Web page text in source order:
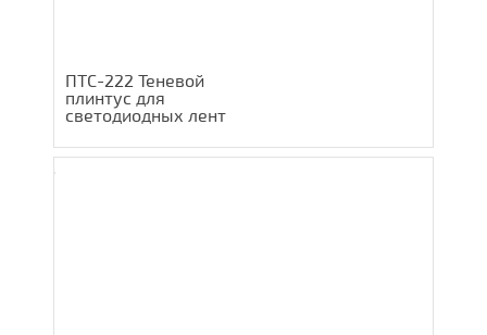
ПТС-222 Теневой
плинтус для
светодиодных лент